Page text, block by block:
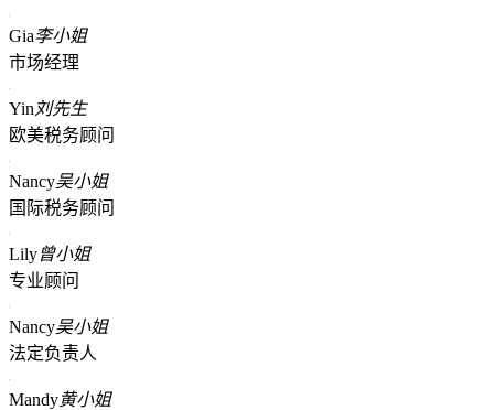
Gia李小姐
市场经理
Yin 刘先生
欧美税务顾问
Nancy吴小姐
国际税务顾问
Lily曾小姐
专业顾问
Nancy吴小姐
法定负责人
Mandy黄小姐